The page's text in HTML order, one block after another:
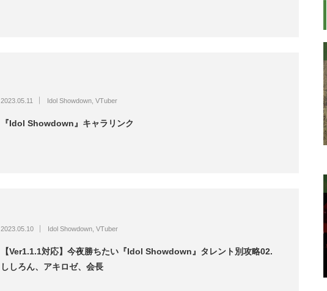
2023.05.11 Idol Showdown VTuber
『Idol Showdown』キャラリンク
2023.05.10 Idol Showdown VTuber
【Ver1.1.1対応】今夜勝ちたい『Idol Showdown』タレント別攻略02.
ししろん、アキロゼ、会長